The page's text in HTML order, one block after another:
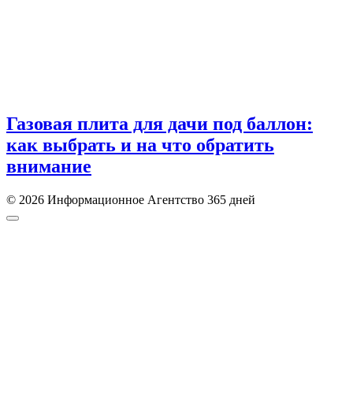
Газовая плита для дачи под баллон:
как выбрать и на что обратить
внимание
© 2026 Информационное Агентство 365 дней